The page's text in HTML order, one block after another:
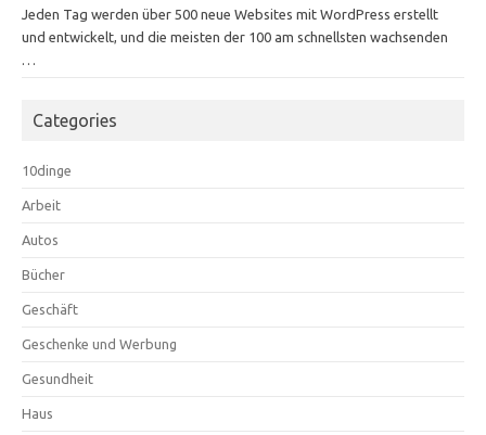
Jeden Tag werden über 500 neue Websites mit WordPress erstellt
und entwickelt, und die meisten der 100 am schnellsten wachsenden
Categories
10dinge
Arbeit
Autos
Bücher
Geschäft
Geschenke und Werbung
Gesundheit
Haus